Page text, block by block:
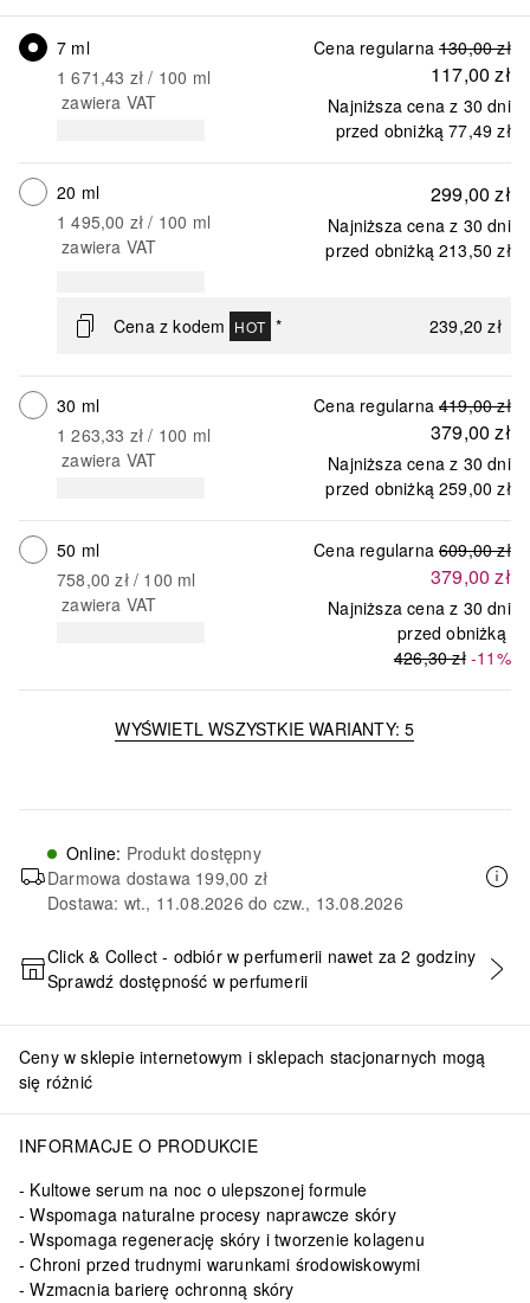
Cena regularna 130,00 zł
117,00 zł
Najniższa cena z 30 dni
przed obniżką 77,49 zł
7 ml
1 671,43 zł / 100 ml
zawiera VAT
299,00 zł
Najniższa cena z 30 dni
przed obniżką 213,50 zł
20 ml
1 495,00 zł / 100 ml
zawiera VAT
Cena z kodem HOT * 239,20 zł
Cena regularna 419,00 zł
379,00 zł
Najniższa cena z 30 dni
przed obniżką 259,00 zł
30 ml
1 263,33 zł / 100 ml
zawiera VAT
Cena regularna 609,00 zł
379,00 zł
Najniższa cena z 30 dni
przed obniżką
426,30 zł-11%
50 ml
758,00 zł / 100 ml
zawiera VAT
WYŚWIETL WSZYSTKIE WARIANTY: 5
Online: Produkt dostępny
Darmowa dostawa 199,00 zł
Dostawa: wt., 11.08.2026 do czw., 13.08.2026
DODAJ DO KOSZYKA
Click & Collect - odbiór w perfumerii nawet za 2 godziny
Sprawdź dostępność w perfumerii
Ceny w sklepie internetowym i sklepach stacjonarnych mogą
się różnić
INFORMACJE O PRODUKCIE
Kultowe serum na noc o ulepszonej formule
Wspomaga naturalne procesy naprawcze skóry
Wspomaga regenerację skóry i tworzenie kolagenu
Chroni przed trudnymi warunkami środowiskowymi
Wzmacnia barierę ochronną skóry